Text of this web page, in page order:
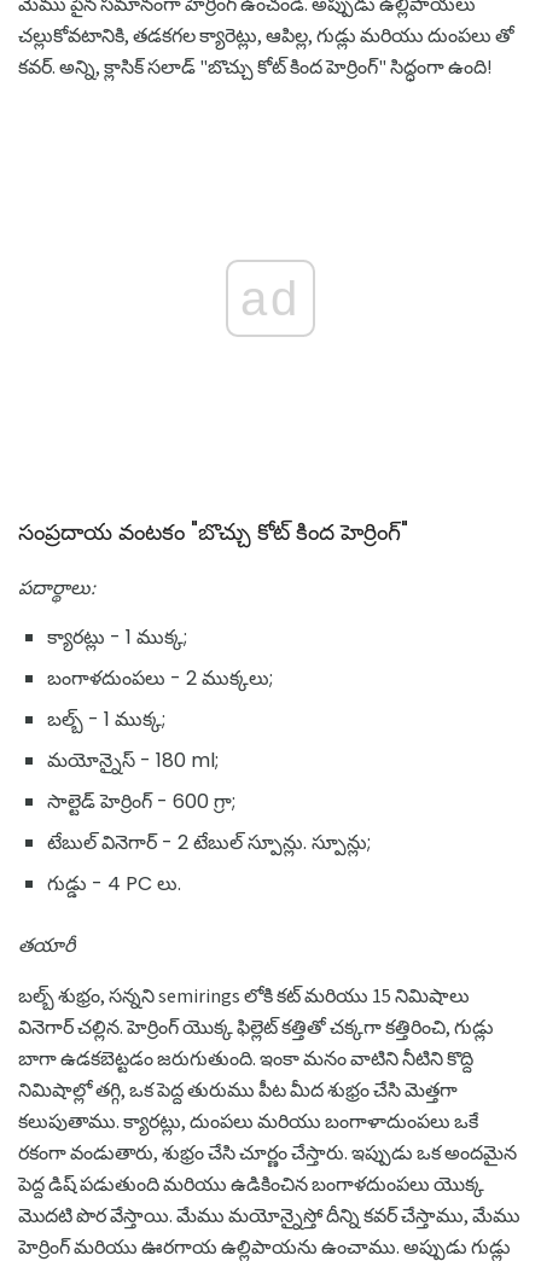
చల్లుకోవటానికి, తడకగల క్యారెట్లు, ఆపిల్ల, గుడ్లు మరియు దుంపలు తో
కవర్. అన్ని, క్లాసిక్ సలాడ్ "బొచ్చు కోట్ కింద హెర్రింగ్" సిద్ధంగా ఉంది!
ad
సంప్రదాయ వంటకం "బొచ్చు కోట్ కింద హెర్రింగ్"
పదార్థాలు:
క్యారట్లు - 1 ముక్క;
బంగాళదుంపలు - 2 ముక్కలు;
బల్బ్ - 1 ముక్క;
మయోన్నైస్ - 180 ml;
సాల్టెడ్ హెర్రింగ్ - 600 గ్రా;
టేబుల్ వినెగార్ - 2 టేబుల్ స్పూన్లు. స్పూన్లు;
గుడ్డు - 4 PC లు.
తయారీ
బల్బ్ శుభ్రం, సన్నని semirings లోకి కట్ మరియు 15 నిమిషాలు
వినెగార్ చల్లిన. హెర్రింగ్ యొక్క ఫిల్లెట్ కత్తితో చక్కగా కత్తిరించి, గుడ్లు
బాగా ఉడకబెట్టడం జరుగుతుంది. ఇంకా మనం వాటిని నీటిని కొద్ది
నిమిషాల్లో తగ్గి, ఒక పెద్ద తురుము పీట మీద శుభ్రం చేసి మెత్తగా
కలుపుతాము. క్యారట్లు, దుంపలు మరియు బంగాళాదుంపలు ఒకే
రకంగా వండుతారు, శుభ్రం చేసి చూర్ణం చేస్తారు. ఇప్పుడు ఒక అందమైన
పెద్ద డిష్ పడుతుంది మరియు ఉడికించిన బంగాళదుంపలు యొక్క
మొదటి పొర వేస్తాయి. మేము మయోన్నైస్తో దీన్ని కవర్ చేస్తాము, మేము
హెర్రింగ్ మరియు ఊరగాయ ఉల్లిపాయను ఉంచాము. అప్పుడు గుడ్లు